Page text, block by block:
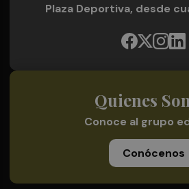
Plaza Deportiva, desde
Quienes
Conoce al grupo
Conócenos